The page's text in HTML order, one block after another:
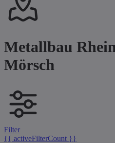
Metallbau
Mörsch
Filter
{{ activeFilterCount }}